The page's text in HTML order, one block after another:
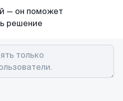
— он поможет
решение